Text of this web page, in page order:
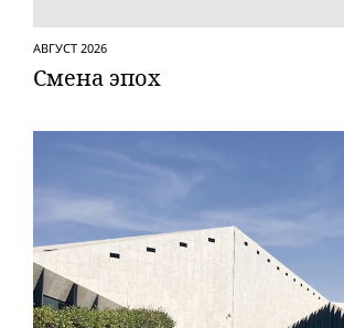
АВГУСТ 2026
Смена эпох